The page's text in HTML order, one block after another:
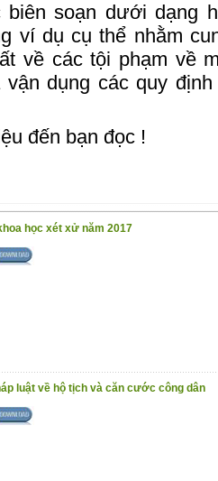
biên soạn dưới dạng
ví dụ cụ thể nhằm
về các tội phạm về
vận dụng các quy
đến bạn đọc !
học xét xử năm 2017
luật về hộ tịch và căn cước công dân